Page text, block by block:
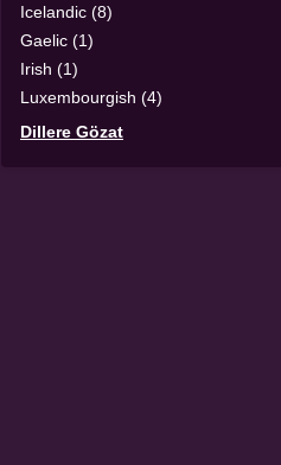
Icelandic (8)
Gaelic (1)
Irish (1)
Luxembourgish (4)
Dillere Gözat